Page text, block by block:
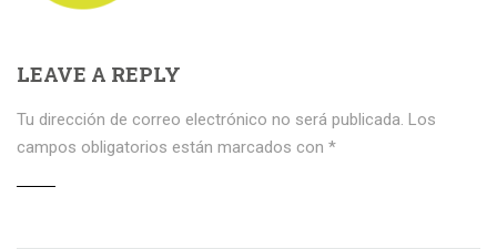
LEAVE A REPLY
Tu dirección de correo electrónico no será publicada. Los
campos obligatorios están marcados con *